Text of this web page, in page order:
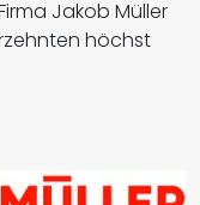
Jakob Müller
höchst